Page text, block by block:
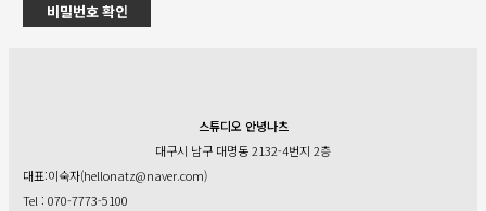
비밀번호 확인
스튜디오 안녕나츠
대구시 남구 대명동 2132-4번지 2층
대표:이숙자(hellonatz@naver.com)
Tel : 070-7773-5100